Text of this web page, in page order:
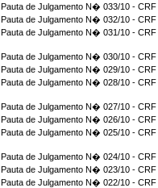
Pauta de Julgamento N� 033/10 - CRF
Pauta de Julgamento N� 032/10 - CRF
Pauta de Julgamento N� 031/10 - CRF
Pauta de Julgamento N� 030/10 - CRF
Pauta de Julgamento N� 029/10 - CRF
Pauta de Julgamento N� 028/10 - CRF
Pauta de Julgamento N� 027/10 - CRF
Pauta de Julgamento N� 026/10 - CRF
Pauta de Julgamento N� 025/10 - CRF
Pauta de Julgamento N� 024/10 - CRF
Pauta de Julgamento N� 023/10 - CRF
Pauta de Julgamento N� 022/10 - CRF